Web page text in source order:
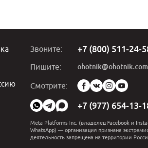
Звоните: +7 (800) 511-24-
Пишите: ohotnik@ohotnik.com
Смотрите:
Мы
в
социальных
сетях:
+7 (977) 654-13-
Meta Platforms Inc. (владелец Facebook и
WhatsApp) — организация признана
деятельность запрещена на территории